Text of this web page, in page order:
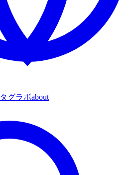
タグラボabout